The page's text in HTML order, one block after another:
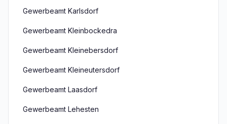
Gewerbeamt Karlsdorf
Gewerbeamt Kleinbockedra
Gewerbeamt Kleinebersdorf
Gewerbeamt Kleineutersdorf
Gewerbeamt Laasdorf
Gewerbeamt Lehesten